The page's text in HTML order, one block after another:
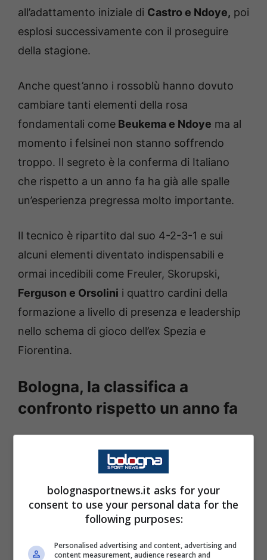
all’adattamento iniziale di Castro e Ndoye, poi
esplosi successivamente con il proseguire
della stagione.
Anche quest’anno i rossoblù hanno dovuto
cambiare tanti elementi della rosa
fondamentali come Beukema e Ndoye ma al
momento i felsinei non stanno soffrendo
troppo. Il segreto è la conferma di Italiano
che rispetto a un anno fa ha già alle spalle
un’esperienza pregressa molto importante.
Il tecnico è ripartito dal suo 4-2-3-1 e sui
alcuni elementi diventato indispensabili e
ormai incedibili come Freuler, Skorupski,
Ferguson e Orsolini i quattro cardini della
formazione a livello di presenza e leadership
nello schema di gioco dell’ex Spezia e
Fiorentina.
Bologna, la classifica a
confronto rispetto un anno fa
era a dodici punti al decimo posto. Va però
sfida con il Milan, recuperata poi mesi dopo
allo stadio Dall’Ara. Proprio per questo fino a
indietro nella classifica con una gara in meno
bolognasportnews.it asks for your
consent to use your personal data for the
following purposes:
Personalised advertising and content, advertising and
content measurement, audience research and